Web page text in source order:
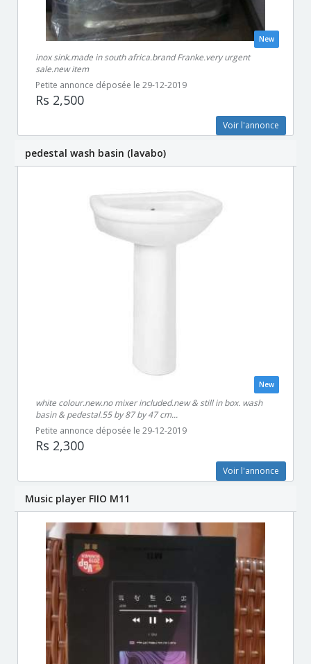
New
inox sink.made in south africa.brand Franke.very urgent
sale.new item
Petite annonce déposée le 29-12-2019
Rs 2,500
Voir l'annonce
pedestal wash basin (lavabo)
New
white colour.new.no mixer included.new & still in box. wash
basin & pedestal.55 by 87 by 47 cm...
Petite annonce déposée le 29-12-2019
Rs 2,300
Voir l'annonce
Music player FIIO M11